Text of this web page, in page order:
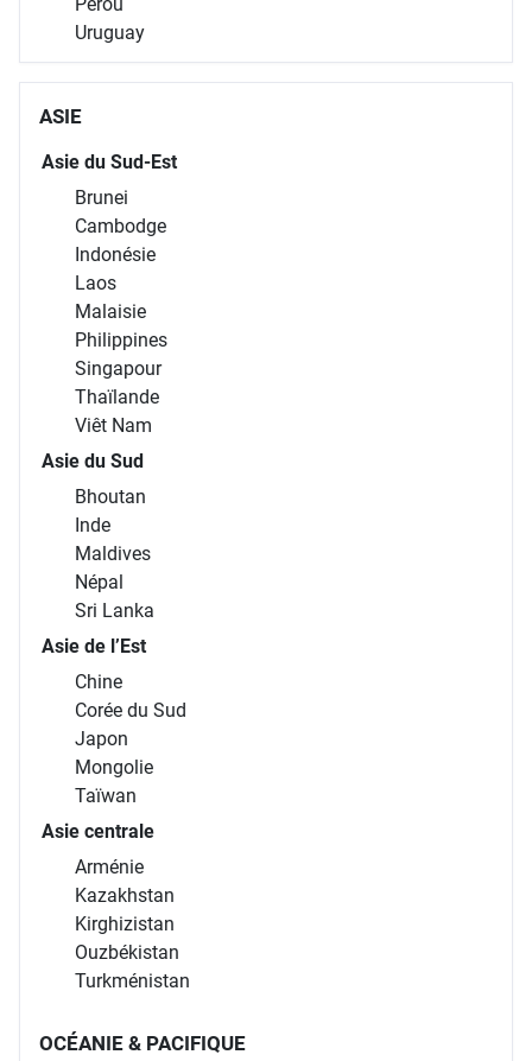
Uruguay
ASIE
Asie du Sud-Est
Brunei
Cambodge
Indonésie
Laos
Malaisie
Philippines
Singapour
Thaïlande
Viêt Nam
Asie du Sud
Bhoutan
Inde
Maldives
Népal
Sri Lanka
Asie de l’Est
Chine
Corée du Sud
Japon
Mongolie
Taïwan
Asie centrale
Arménie
Kazakhstan
Kirghizistan
Ouzbékistan
Turkménistan
OCÉANIE & PACIFIQUE